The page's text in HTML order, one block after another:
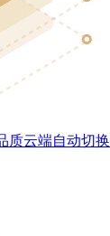
质云端自动切